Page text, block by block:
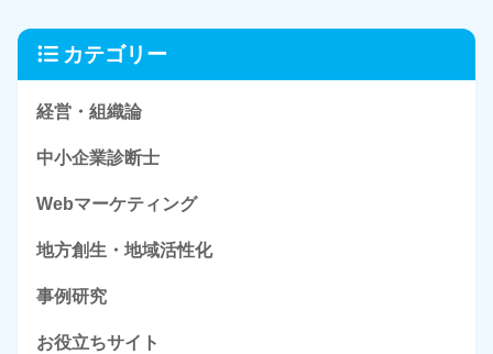
カテゴリー
経営・組織論
中小企業診断士
Webマーケティング
地方創生・地域活性化
事例研究
お役立ちサイト